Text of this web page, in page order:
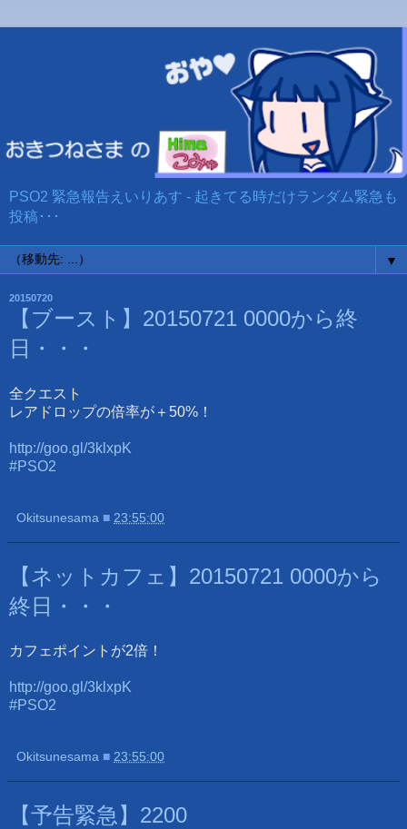
PSO2 緊急報告えいりあす - 起きてる時だけランダム緊急も
投稿･･･
▼
20150720
【ブースト】20150721 0000から終
日・・・
全クエスト
レアドロップの倍率が＋50%！
http://goo.gl/3klxpK
#PSO2
Okitsunesama ■ 23:55:00
【ネットカフェ】20150721 0000から
終日・・・
カフェポイントが2倍！
http://goo.gl/3klxpK
#PSO2
Okitsunesama ■ 23:55:00
【予告緊急】2200